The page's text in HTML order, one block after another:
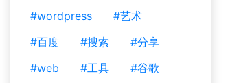
#wordpress
#艺术
#百度
#搜索
#分享
#web
#工具
#谷歌